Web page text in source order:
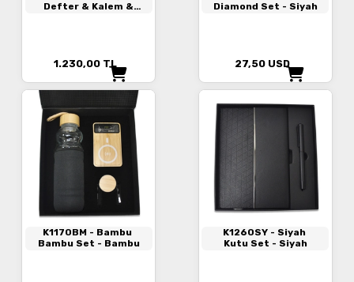
Defter & Kalem &
1.230,00 TL
Diamond Set - Siyah
27,50 USD
K1170BM - Bambu
Bambu Set - Bambu
K1260SY - Siyah
Kutu Set - Siyah